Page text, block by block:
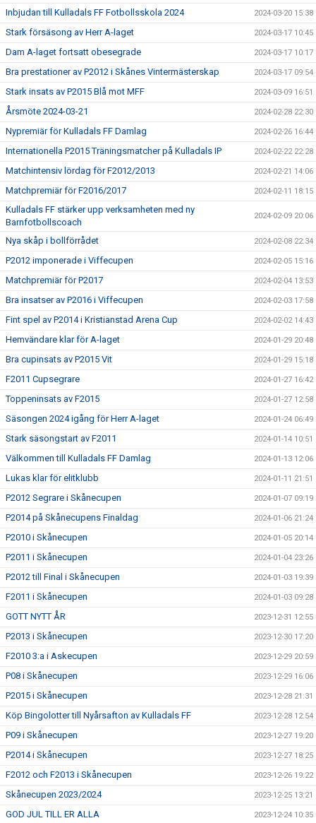
Inbjudan till Kulladals FF Fotbollsskola 2024 2024-03-20 15:38
Stark försäsong av Herr A-laget 2024-03-17 10:45
Dam A-laget fortsatt obesegrade 2024-03-17 10:17
Bra prestationer av P2012 i Skånes Vintermästerskap 2024-03-17 09:54
Stark insats av P2015 Blå mot MFF 2024-03-09 16:51
Årsmöte 2024-03-21 2024-02-28 22:30
Nypremiär för Kulladals FF Damlag 2024-02-26 16:44
Internationella P2015 Träningsmatcher på Kulladals IP 2024-02-22 22:28
Matchintensiv lördag för F2012/2013 2024-02-21 14:06
Matchpremiär för F2016/2017 2024-02-11 18:15
Kulladals FF stärker upp verksamheten med ny
Barnfotbollscoach
2024-02-09 20:06
Nya skåp i bollförrådet 2024-02-08 22:34
P2012 imponerade i Viffecupen 2024-02-05 15:16
Matchpremiär för P2017 2024-02-04 13:53
Bra insatser av P2016 i Viffecupen 2024-02-03 17:58
Fint spel av P2014 i Kristianstad Arena Cup 2024-02-02 14:43
Hemvändare klar för A-laget 2024-01-29 20:48
Bra cupinsats av P2015 Vit 2024-01-29 15:18
F2011 Cupsegrare 2024-01-27 16:42
Toppeninsats av F2015 2024-01-27 12:58
Säsongen 2024 igång för Herr A-laget 2024-01-24 06:49
Stark säsongstart av F2011 2024-01-14 10:51
Välkommen till Kulladals FF Damlag 2024-01-13 12:06
Lukas klar för elitklubb 2024-01-11 21:51
P2012 Segrare i Skånecupen 2024-01-07 09:19
P2014 på Skånecupens Finaldag 2024-01-06 21:24
P2010 i Skånecupen 2024-01-05 20:14
P2011 i Skånecupen 2024-01-04 23:26
P2012 till Final i Skånecupen 2024-01-03 19:39
F2011 i Skånecupen 2024-01-03 09:28
GOTT NYTT ÅR 2023-12-31 12:55
P2013 i Skånecupen 2023-12-30 17:20
F2010 3:a i Askecupen 2023-12-29 20:59
P08 i Skånecupen 2023-12-29 16:06
P2015 i Skånecupen 2023-12-28 21:31
Köp Bingolotter till Nyårsafton av Kulladals FF 2023-12-28 12:54
P09 i Skånecupen 2023-12-27 19:20
P2014 i Skånecupen 2023-12-27 18:25
F2012 och F2013 i Skånecupen 2023-12-26 19:22
Skånecupen 2023/2024 2023-12-25 13:21
GOD JUL TILL ER ALLA 2023-12-24 10:35